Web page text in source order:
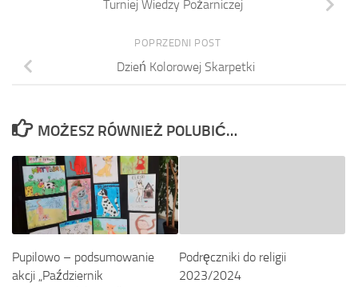
Turniej Wiedzy Pożarniczej
POPRZEDNI POST
Dzień Kolorowej Skarpetki
MOŻESZ RÓWNIEŻ POLUBIĆ…
Pupilowo – podsumowanie
akcji „Październik
Podręczniki do religii
2023/2024